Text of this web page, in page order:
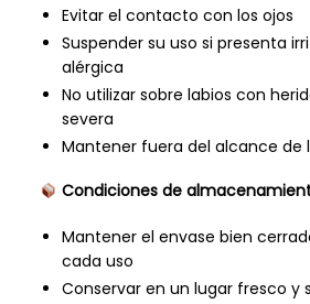
Evitar el contacto con los ojos
Suspender su uso si presenta
alérgica
No utilizar sobre labios con
severa
Mantener fuera del alcance de
Condiciones de
Mantener el envase bien
cada uso
Conservar en un lugar fresco y